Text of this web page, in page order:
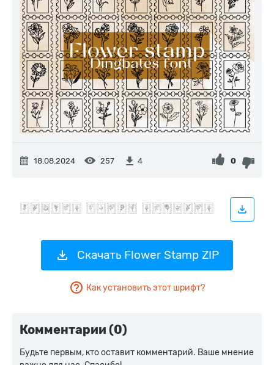
18.08.2024 257 4 0
Скачать Flower Stamp ZIP
Как установить этот шрифт?
Комментарии (0)
Будьте первым, кто оставит комментарий. Ваше мнение